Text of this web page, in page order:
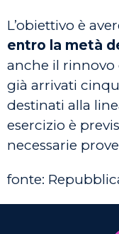
L’obiettivo è
entro la metà
anche il
già arrivati
destinati alla
esercizio è
necessarie
fonte: